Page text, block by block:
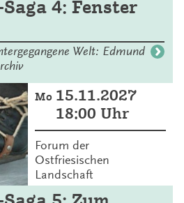
4: Fenster
Welt: Edmund
Mo 15.11.2027
18:00 Uhr
Forum der
Ostfriesischen
Landschaft